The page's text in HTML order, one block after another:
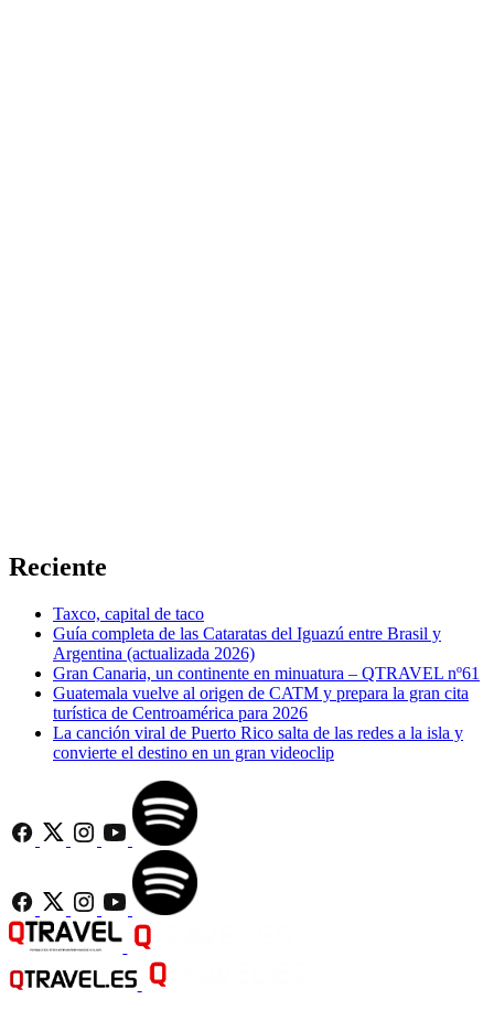
Reciente
Taxco, capital de taco
Guía completa de las Cataratas del Iguazú entre Brasil y
Argentina (actualizada 2026)
Gran Canaria, un continente en minuatura – QTRAVEL nº61
Guatemala vuelve al origen de CATM y prepara la gran cita
turística de Centroamérica para 2026
La canción viral de Puerto Rico salta de las redes a la isla y
convierte el destino en un gran videoclip